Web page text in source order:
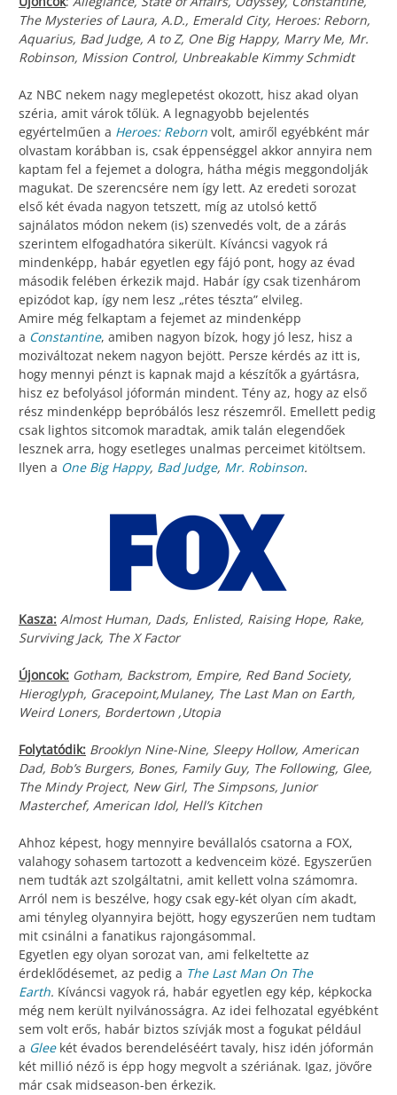
The Mysteries of Laura, A.D., Emerald City, Heroes: Reborn,
Aquarius, Bad Judge, A to Z, One Big Happy, Marry Me, Mr.
Robinson, Mission Control, Unbreakable Kimmy Schmidt
Az NBC nekem nagy meglepetést okozott, hisz akad olyan
széria, amit várok tőlük. A legnagyobb bejelentés
egyértelműen a Heroes: Reborn volt, amiről egyébként már
olvastam korábban is, csak éppenséggel akkor annyira nem
kaptam fel a fejemet a dologra, hátha mégis meggondolják
magukat. De szerencsére nem így lett. Az eredeti sorozat
első két évada nagyon tetszett, míg az utolsó kettő
sajnálatos módon nekem (is) szenvedés volt, de a zárás
szerintem elfogadhatóra sikerült. Kíváncsi vagyok rá
mindenképp, habár egyetlen egy fájó pont, hogy az évad
második felében érkezik majd. Habár így csak tizenhárom
epizódot kap, így nem lesz „rétes tészta” elvileg.
Amire még felkaptam a fejemet az mindenképp
a Constantine, amiben nagyon bízok, hogy jó lesz, hisz a
moziváltozat nekem nagyon bejött. Persze kérdés az itt is,
hogy mennyi pénzt is kapnak majd a készítők a gyártásra,
hisz ez befolyásol jóformán mindent. Tény az, hogy az első
rész mindenképp bepróbálós lesz részemről. Emellett pedig
csak lightos sitcomok maradtak, amik talán elegendőek
lesznek arra, hogy esetleges unalmas perceimet kitöltsem.
Ilyen a One Big Happy, Bad Judge, Mr. Robinson.
Kasza: Almost Human, Dads, Enlisted, Raising Hope, Rake,
Surviving Jack, The X Factor
Újoncok: Gotham, Backstrom, Empire, Red Band Society,
Hieroglyph, Gracepoint,Mulaney, The Last Man on Earth,
Weird Loners, Bordertown ,Utopia
Folytatódik: Brooklyn Nine-Nine, Sleepy Hollow, American
Dad, Bob’s Burgers, Bones, Family Guy, The Following, Glee,
The Mindy Project, New Girl, The Simpsons, Junior
Masterchef, American Idol, Hell’s Kitchen
Ahhoz képest, hogy mennyire bevállalós csatorna a FOX,
valahogy sohasem tartozott a kedvenceim közé. Egyszerűen
nem tudták azt szolgáltatni, amit kellett volna számomra.
Arról nem is beszélve, hogy csak egy-két olyan cím akadt,
ami tényleg olyannyira bejött, hogy egyszerűen nem tudtam
mit csinálni a fanatikus rajongásommal.
Egyetlen egy olyan sorozat van, ami felkeltette az
érdeklődésemet, az pedig a The Last Man On The
Earth. Kíváncsi vagyok rá, habár egyetlen egy kép, képkocka
még nem került nyilvánosságra. Az idei felhozatal egyébként
sem volt erős, habár biztos szívják most a fogukat például
a Gleekét évados berendeléséért tavaly, hisz idén jóformán
két millió néző is épp hogy megvolt a szériának. Igaz, jövőre
már csak midseason-ben érkezik.